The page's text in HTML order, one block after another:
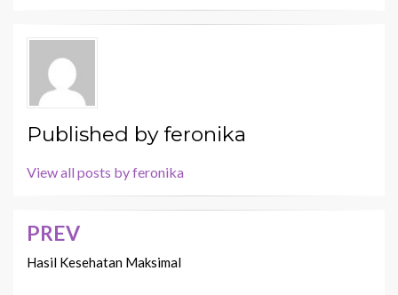
Published byferonika
View all posts by feronika
Navigasi
pos
PREV
Hasil Kesehatan Maksimal